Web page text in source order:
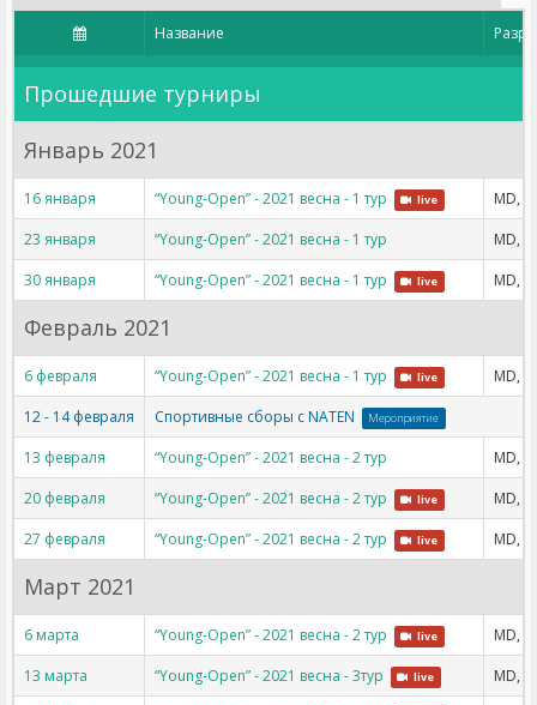
Название
Прошедшие турниры
Январь 2021
16 января “Young-Open” - 2021 весна - 1 тур live
MD,
23 января
“Young-Open” - 2021 весна - 1 тур
MD,
30 января
“Young-Open” - 2021 весна - 1 тур live MD,
Февраль 2021
6 февраля “Young-Open” - 2021 весна - 1 тур live
MD,
12 - 14 февраля
Спортивные сборы с NATEN Мероприятие
13 февраля “Young-Open” - 2021 весна - 2 тур
MD,
20 февраля
“Young-Open” - 2021 весна - 2 тур live
MD,
27 февраля
“Young-Open” - 2021 весна - 2 тур live MD,
Март 2021
6 марта “Young-Open” - 2021 весна - 2 тур live
MD,
13 марта
“Young-Open” - 2021 весна - 3тур live
MD,